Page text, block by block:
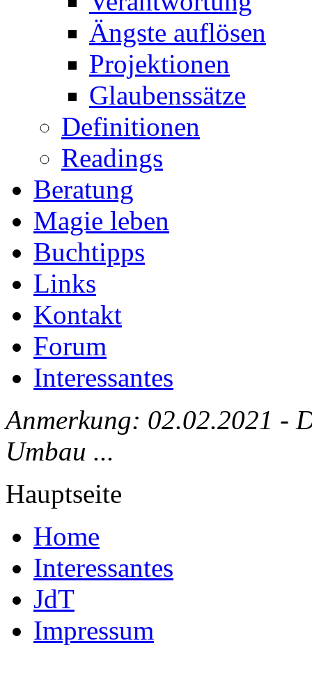
Ängste auflösen
Projektionen
Glaubenssätze
Definitionen
Readings
Beratung
Magie leben
Buchtipps
Links
Kontakt
Forum
Interessantes
Anmerkung: 02.02.2021 -
Umbau ...
Hauptseite
Home
Interessantes
JdT
Impressum